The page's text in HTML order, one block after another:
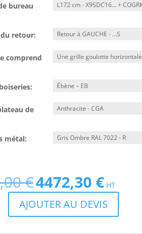
bureau
retour:
comprend
de
métal:
€ Le
prix
initial
était :
4472,30 €Le
prix
actuel
est :
HT
AJOUTER AU DEVIS